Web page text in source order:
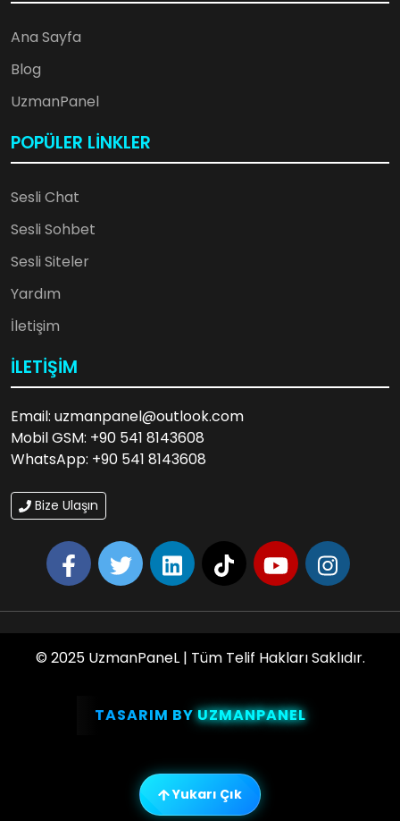
😎
Ana Sayfa
Blog
UzmanPanel
POPÜLER LINKLER
Sesli Chat
Sesli Sohbet
Sesli Siteler
Yardım
İletişim
İLETIŞIM
Email: uzmanpanel@outlook.com
Mobil GSM: +90 541 8143608
WhatsApp: +90 541 8143608
Bize Ulaşın
© 2025 UzmanPaneL | Tüm Telif Hakları Saklıdır.
TASARIM BYUZMANPANEL
Yukarı Çık